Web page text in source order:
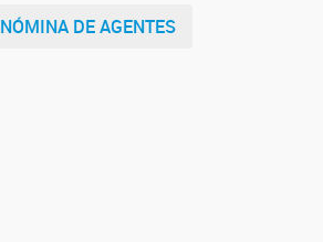
NÓMINA DE AGENTES